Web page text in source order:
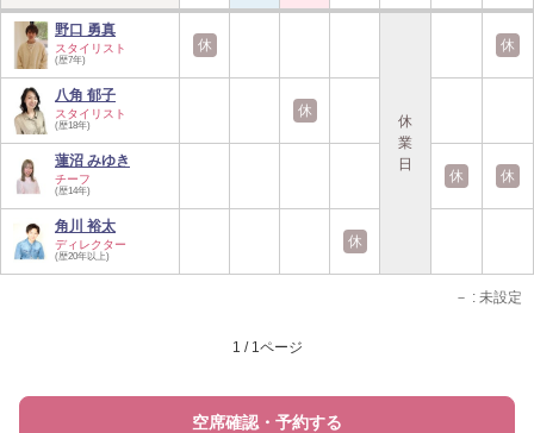
野口 勇真
スタイリスト
(歴7年)
八角 郁子
スタイリスト
(歴18年)
蓮沼 みゆき
チーフ
(歴14年)
角川 裕太
ディレクター
(歴20年以上)
休
休
業
日
休
休
休 休
休
－ : 未設定
1 / 1ページ
空席確認・予約する